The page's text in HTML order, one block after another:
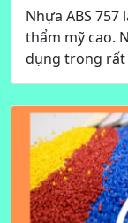
Nhựa ABS
thẩm mỹ cao.
dụng trong rất